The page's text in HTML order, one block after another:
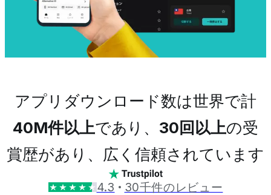
アプリダウンロード数は世界で計
40M件以上であり、 30回以上の受
賞歴があり、広く信頼されています
4.3
30千件のレビュー